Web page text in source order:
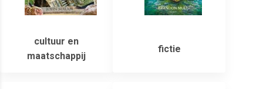
cultuur en
maatschappij
fictie